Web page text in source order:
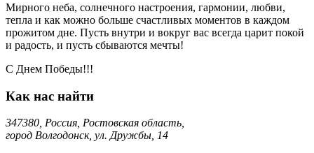
Мирного неба, солнечного настроения, гармонии, любви,
тепла и как можно больше счастливых моментов в каждом
прожитом дне. Пусть внутри и вокруг вас всегда царит покой
и радость, и пусть сбываются мечты!
С Днем Победы!!!
Как нас найти
347380, Россия, Ростовская область,
город Волгодонск, ул. Дружбы, 14